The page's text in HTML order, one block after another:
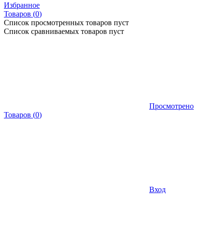
Избранное
Товаров (0)
Список просмотренных товаров пуст
Список сравниваемых товаров пуст
Просмотрено
Товаров (0)
Вход